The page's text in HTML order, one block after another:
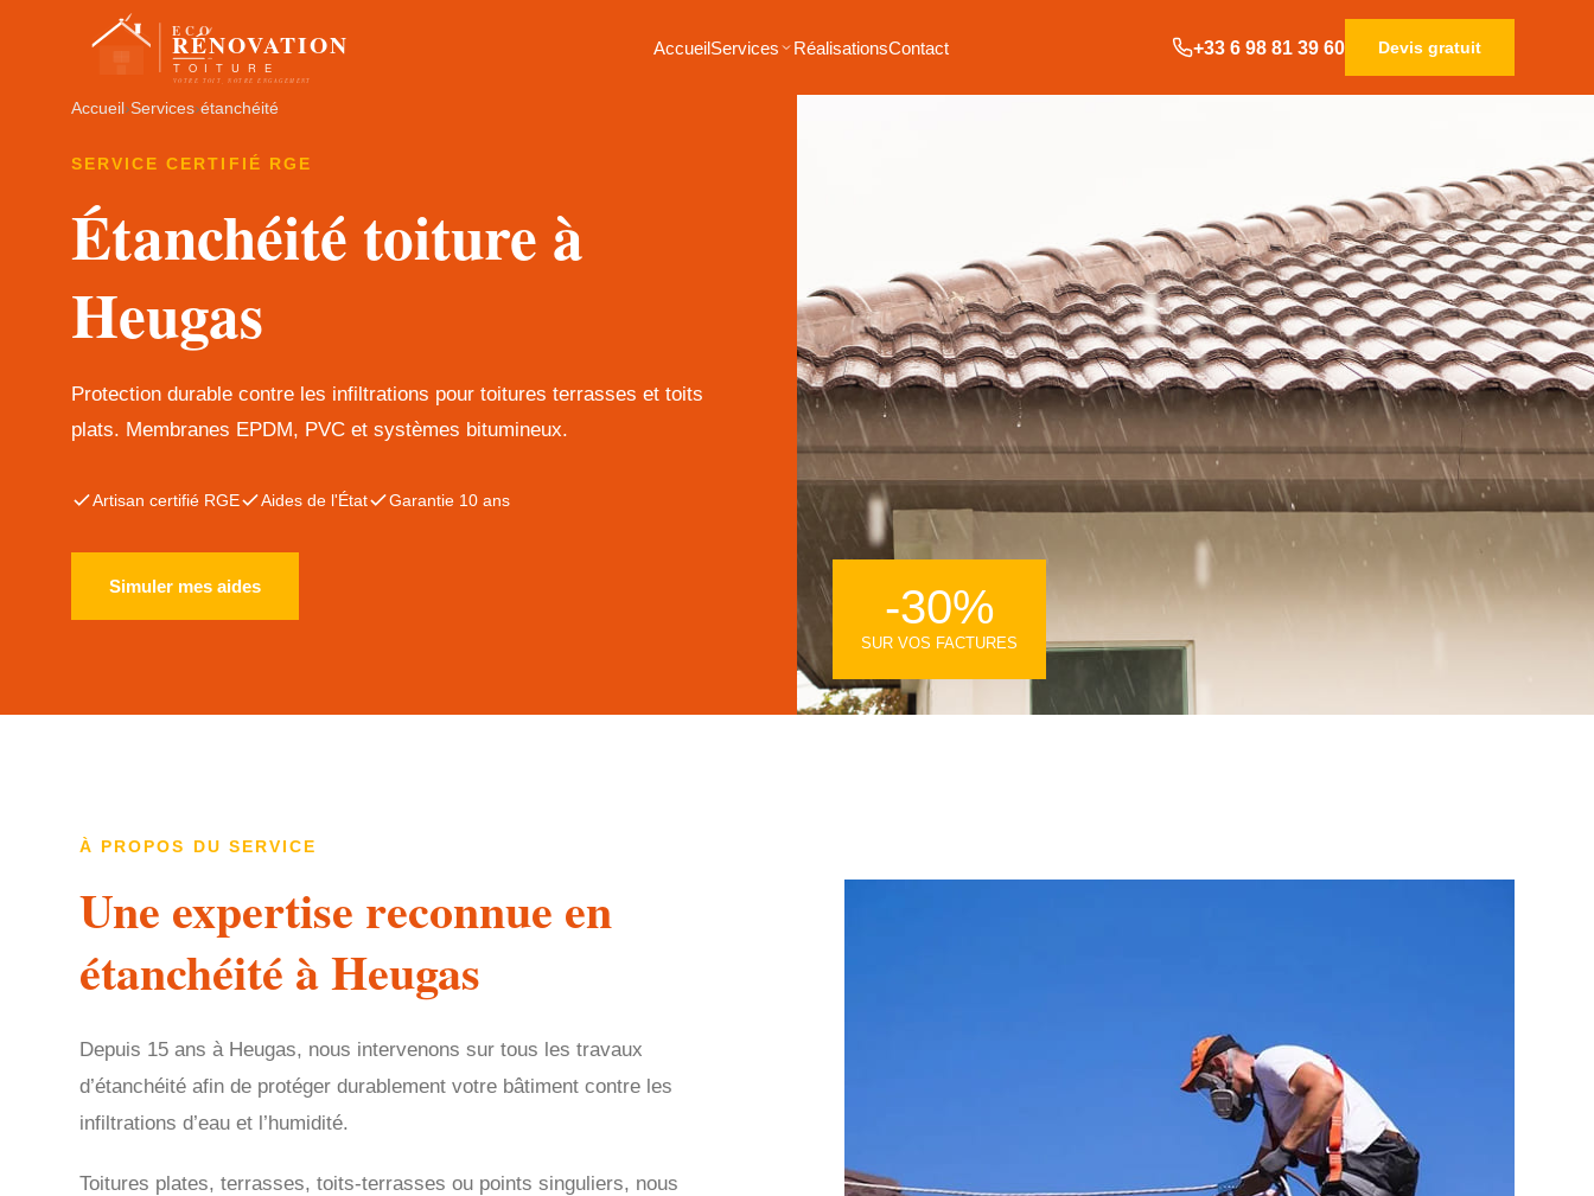
AccueilServices RéalisationsContact +33 6 98 81 39 60 Devis gratuit
Accueil ›Services›étanchéité
SERVICE CERTIFIÉ RGE
Étanchéité toiture à
Heugas
Protection durable contre les infiltrations pour toitures terrasses et toits
plats. Membranes EPDM, PVC et systèmes bitumineux.
Artisan certifié RGE Aides de l'État Garantie 10 ans
Simuler mes aides -30%
SUR VOS FACTURES
À PROPOS DU SERVICE
Une expertise reconnue en
étanchéité à Heugas
Depuis 15 ans à Heugas, nous intervenons sur tous les travaux
d’étanchéité afin de protéger durablement votre bâtiment contre les
infiltrations d’eau et l’humidité.
Toitures plates, terrasses, toits-terrasses ou points singuliers, nous